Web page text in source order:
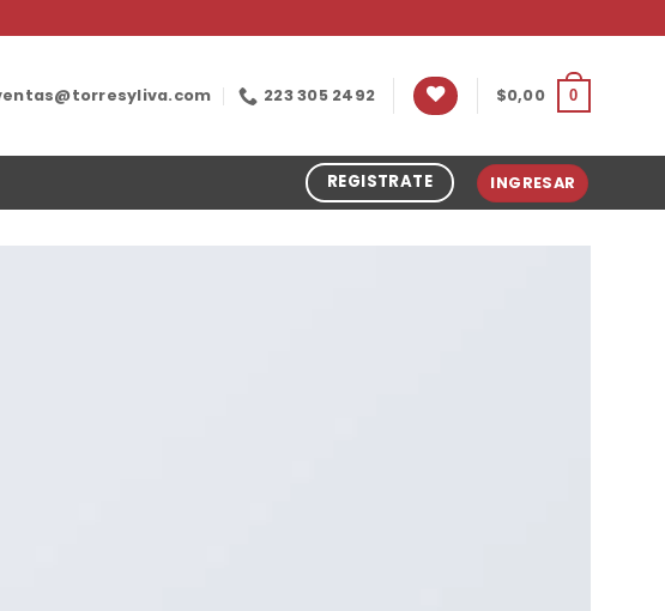
223 305 2492 $0,00 0
REGISTRATE INGRESAR